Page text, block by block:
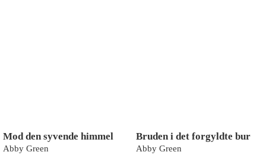
Mod den syvende himmel
Abby Green
Bruden i det forgyldte bur
Abby Green